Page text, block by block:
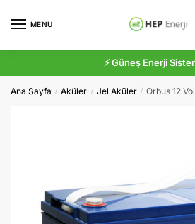
MENU
⚡ Güneş Enerji
Ana Sayfa / Aküler / Jel Aküler / Orbus 12